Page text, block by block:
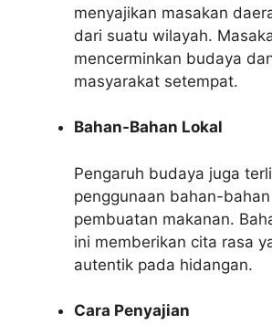
menyajikan masakan
dari suatu wilayah.
mencerminkan budaya
masyarakat setempat.
Bahan-Bahan Lokal
Pengaruh budaya juga
penggunaan bahan-
pembuatan makanan.
ini memberikan cita rasa
autentik pada hidangan.
Cara Penyajian